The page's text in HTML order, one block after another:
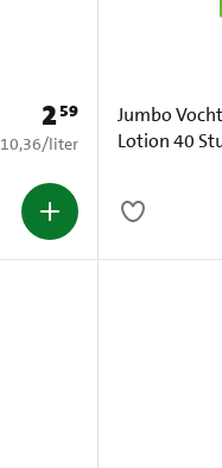
Prijs: € 2,59
259
€ 10,36 per liter
10,36/liter
Jumbo
Lotion 40